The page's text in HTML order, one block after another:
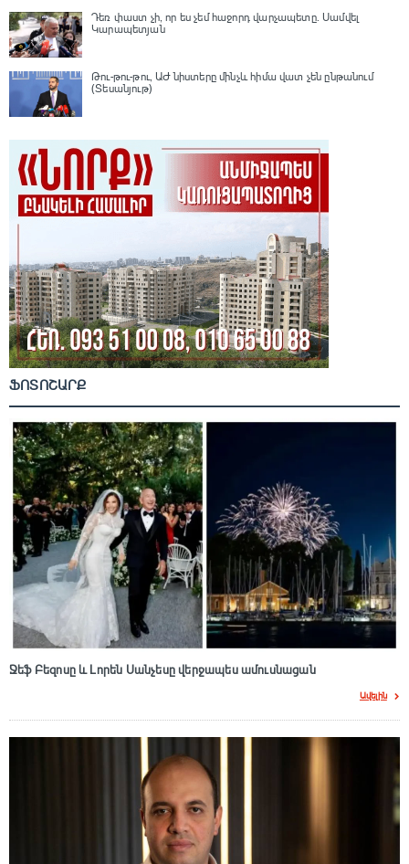
Դեռ փաստ չի, որ ես չեմ հաջորդ վարչապետը․ Սամվել
Կարապետյան
Թու-թու-թու, ԱԺ նիստերը մինչև հիմա վատ չեն ընթանում
(Տեսանյութ)
ՖՈՏՈՇԱՐՔ
Ջեֆ Բեզոսը և Լորեն Սանչեսը վերջապես ամուսնացան
Ավելին